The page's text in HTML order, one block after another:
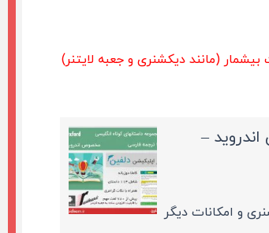
بیشمار (مانند دیکشنری و جعبه لایتنر)
–
و امکانات دیگر